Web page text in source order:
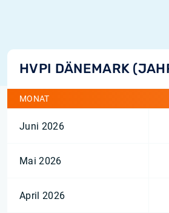
HVPI DÄNEMARK
MONAT
Juni 2026
Mai 2026
April 2026